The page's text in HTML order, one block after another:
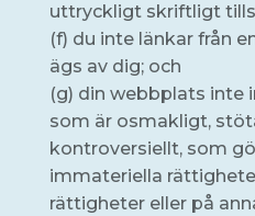
uttryckligt skriftligt
(f) du inte länkar från
ägs av dig; och
(g) din webbplats inte
som är osmakligt,
kontroversiellt, som
immateriella
rättigheter eller på